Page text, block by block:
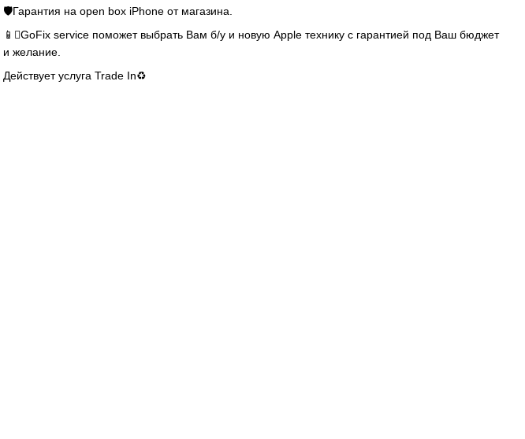
🛡Гарантия на open box iPhone от магазина.
📱GoFix service поможет выбрать Вам б/у и новую Apple технику с гарантией под Ваш бюджет
и желание.
Действует услуга Trade In♻️